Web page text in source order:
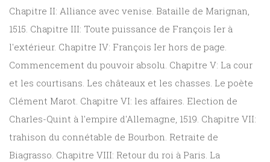
Chapitre II: Alliance avec venise. Bataille de Marignan,
1515. Chapitre III: Toute puissance de François Ier à
l'extérieur. Chapitre IV: François Ier hors de page.
Commencement du pouvoir absolu. Chapitre V: La cour
et les courtisans. Les châteaux et les chasses. Le poète
Clément Marot. Chapitre VI: les affaires. Election de
Charles-Quint à l'empire d'Allemagne, 1519. Chapitre VII:
trahison du connétable de Bourbon. Retraite de
Biagrasso. Chapitre VIII: Retour du roi à Paris. La